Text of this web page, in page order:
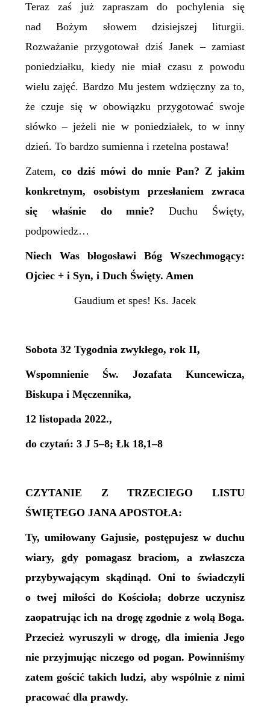
Teraz zaś już zapraszam do pochylenia się
nad Bożym słowem dzisiejszej liturgii.
Rozważanie przygotował dziś Janek – zamiast
poniedziałku, kiedy nie miał czasu z powodu
wielu zajęć. Bardzo Mu jestem wdzięczny za to,
że czuje się w obowiązku przygotować swoje
słówko – jeżeli nie w poniedziałek, to w inny
dzień. To bardzo sumienna i rzetelna postawa!
Zatem, co dziś mówi do mnie Pan? Z jakim
konkretnym, osobistym przesłaniem zwraca
się właśnie do mnie? Duchu Święty,
podpowiedz…
Niech Was błogosławi Bóg Wszechmogący:
Ojciec + i Syn, i Duch Święty. Amen
Gaudium et spes! Ks. Jacek
Sobota 32 Tygodnia zwykłego, rok II,
Wspomnienie Św. Jozafata Kuncewicza,
Biskupa i Męczennika,
12 listopada 2022.,
do czytań: 3 J 5–8; Łk 18,1–8
CZYTANIE Z TRZECIEGO LISTU
ŚWIĘTEGO JANA APOSTOŁA:
Ty, umiłowany Gajusie, postępujesz w duchu
wiary, gdy pomagasz braciom, a zwłaszcza
przybywającym skądinąd. Oni to świadczyli
o twej miłości do Kościoła; dobrze uczynisz
zaopatrując ich na drogę zgodnie z wolą Boga.
Przecież wyruszyli w drogę, dla imienia Jego
nie przyjmując niczego od pogan. Powinniśmy
zatem gościć takich ludzi, aby wspólnie z nimi
pracować dla prawdy.